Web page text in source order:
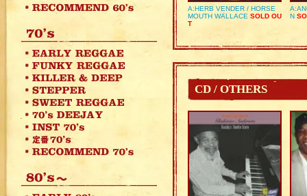
A:HERB VENDER / HORSE
MOUTH WALLACE SOLD OU
T
N
CD / OTHERS